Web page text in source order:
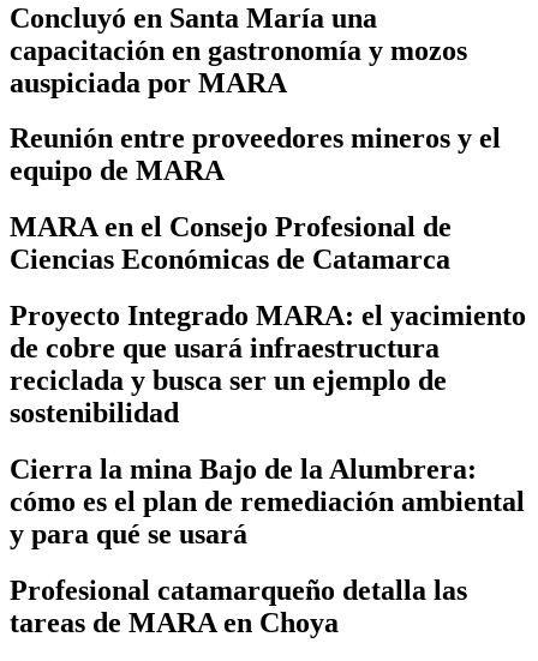
Concluyó en Santa María una
capacitación en gastronomía y mozos
auspiciada por MARA
Reunión entre proveedores mineros y el
equipo de MARA
MARA en el Consejo Profesional de
Ciencias Económicas de Catamarca
Proyecto Integrado MARA: el yacimiento
de cobre que usará infraestructura
reciclada y busca ser un ejemplo de
sostenibilidad
Cierra la mina Bajo de la Alumbrera:
cómo es el plan de remediación ambiental
y para qué se usará
Profesional catamarqueño detalla las
tareas de MARA en Choya